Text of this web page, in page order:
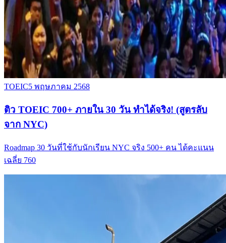
TOEIC5 พฤษภาคม 2568
ติว TOEIC 700+ ภายใน 30 วัน ทำได้จริง! (สูตรลับ
จาก NYC)
Roadmap 30 วันที่ใช้กับนักเรียน NYC จริง 500+ คน ได้คะแนน
เฉลี่ย 760